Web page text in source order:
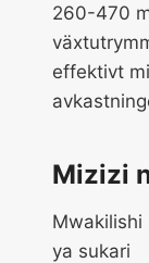
260-470
effektivt
Mizizi
Mwakilishi
ya sukari